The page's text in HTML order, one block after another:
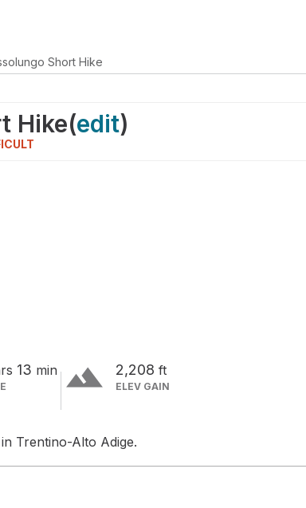
Short Hike
Hike(edit)
13 min terrain 2,208 ft
ELEV GAIN
Trentino-Alto Adige.